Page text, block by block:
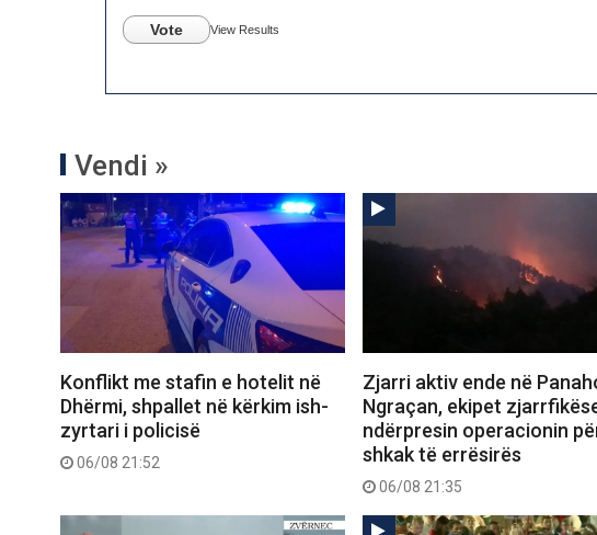
Vote View Results
Vendi »
Konflikt me stafin e hotelit në
Dhërmi, shpallet në kërkim ish-
zyrtari i policisë
06/08 21:52
Zjarri aktiv ende në
Ngraçan, ekipet
ndërpresin operacionin
shkak të errësirës
06/08 21:35